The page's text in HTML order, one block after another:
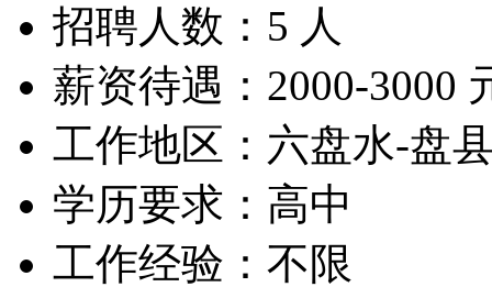
招聘人数：5 人
薪资待遇：2000-3000
工作地区：六盘水-盘
学历要求：高中
工作经验：不限